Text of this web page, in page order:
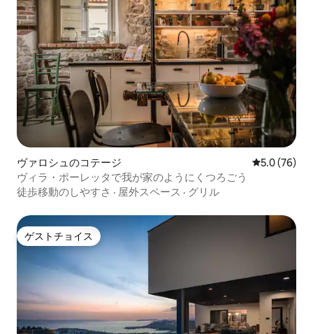
ヴァロシュのコテージ レビュー76
5.0 (76)
ヴィラ・ポーレッタで我が家のようにくつろごう
徒歩移動のしやすさ · 屋外スペース · グリル
ゲストチョイス
ゲストチョイス